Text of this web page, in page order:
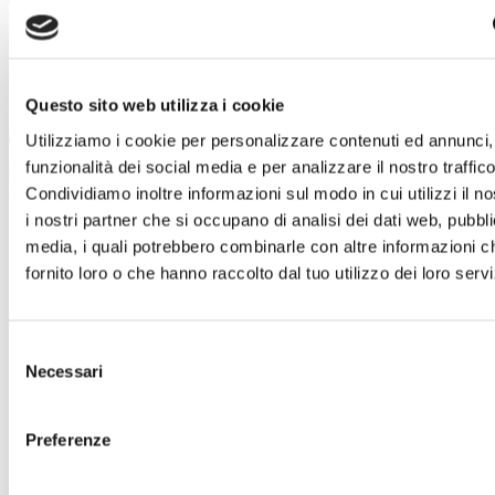
Questo sito web utilizza i cookie
Utilizziamo i cookie per personalizzare contenuti ed
funzionalità dei social media e per analizzare il nostro
Condividiamo inoltre informazioni sul modo in cui utilizzi il
i nostri partner che si occupano di analisi dei dati web,
media, i quali potrebbero combinarle con altre informazioni
fornito loro o che hanno raccolto dal tuo utilizzo dei loro
delNecessari
Preferenze
applicabili stipulando, se necessario, accordi che
garantiscano un livello di protezione adeguato.
Titolare, può esercitare in qualsiasi momento i diritti di cui
agli articoli 15, 16, 17. 18, 20 e 21 del Regolamento. In
particolare:
Lei ha la possibilità di ottenere dal Titolare la
conferma dell’esistenza o meno dei dati personali che
La riguardano, ed in questo caso, l’accesso alle
seguenti informazioni:
dati personali sono stati o saranno comunicati, in
particolare se destinatari di paesi terzi o
previsto oppure, se non è possibile, i criteri